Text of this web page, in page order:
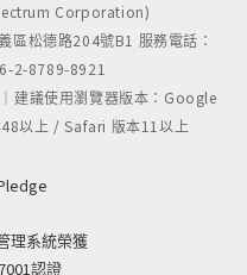
Corporation)
區松德路204號B1 服務電話：
2-8789-8921
建議使用瀏覽器版本：Google
以上 / Safari 版本11以上
理系統榮獲
認證